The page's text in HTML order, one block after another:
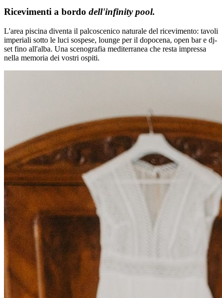
Ricevimenti a bordo dell'infinity pool.
L'area piscina diventa il palcoscenico naturale del ricevimento: tavoli
imperiali sotto le luci sospese, lounge per il dopocena, open bar e dj-
set fino all'alba. Una scenografia mediterranea che resta impressa
nella memoria dei vostri ospiti.